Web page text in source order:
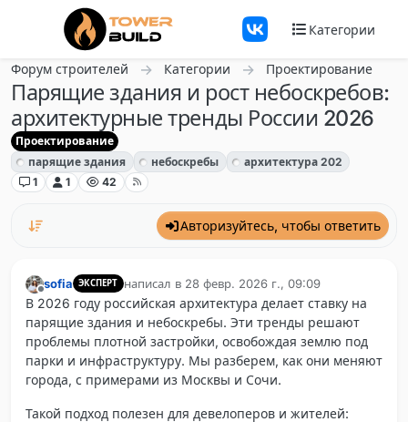
Перейти к содержанию
Категории
Форум строителей Категории Проектирование
Парящие здания и рост небоскребов:
архитектурные тренды России 2026
Проектирование
парящие здания
небоскребы
архитектура 202
1
1 42
Авторизуйтесь, чтобы ответить
Не в сети
sofia ЭКСПЕРТ написал в 28 февр. 2026 г., 09:09
отредактировано
В 2026 году российская архитектура делает ставку на
парящие здания и небоскребы. Эти тренды решают
проблемы плотной застройки, освобождая землю под
парки и инфраструктуру. Мы разберем, как они меняют
города, с примерами из Москвы и Сочи.
Такой подход полезен для девелоперов и жителей: